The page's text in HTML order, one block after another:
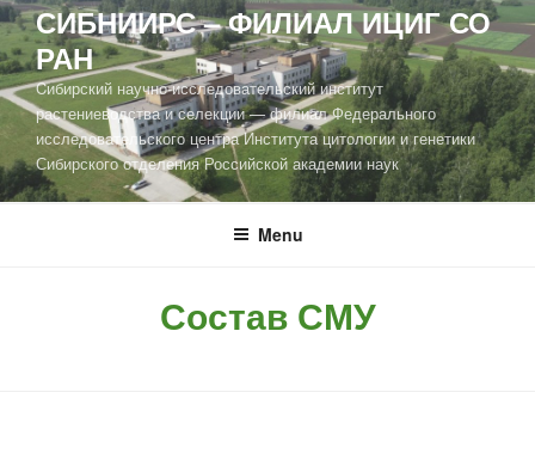
СИБНИИРС – ФИЛИАЛ ИЦИГ СО
РАН
Cибирский научно-исследовательский институт
растениеводства и селекции — филиал Федерального
исследовательского центра Института цитологии и генетики
Сибирского отделения Российской академии наук
Menu
Состав СМУ